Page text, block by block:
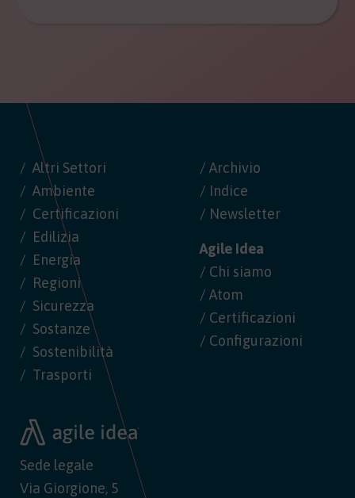
Altri Settori
Ambiente
Certificazioni
Edilizia
Energia
Regioni
Sicurezza
Sostanze
Sostenibilità
Trasporti
/ Archivio
/ Indice
/ Newsletter
Agile Idea
/ Chi siamo
/ Atom
/ Certificazioni
/ Configurazioni
Sede legale
Via Giorgione, 5